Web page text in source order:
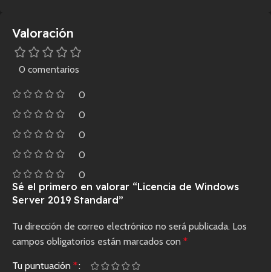
Valoración
0 comentarios
0
0
0
0
0
Sé el primero en valorar “Licencia de Windows
Server 2019 Standard”
Tu dirección de correo electrónico no será publicada. Los
campos obligatorios están marcados con *
Tu puntuación *